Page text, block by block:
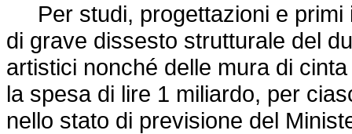
Per studi, progettazioni e primi
di grave dissesto strutturale del
artistici nonché delle mura di
la spesa di lire 1 miliardo, per
nello stato di previsione del